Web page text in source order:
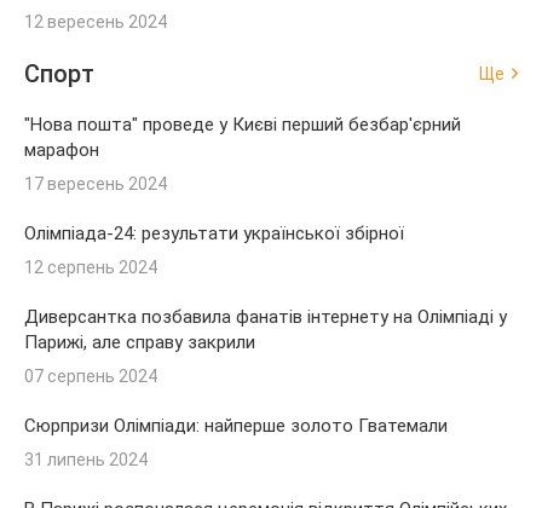
12 вересень 2024
Спорт Ще
"Нова пошта" проведе у Києві перший безбар'єрний
марафон
17 вересень 2024
Олімпіада-24: результати української збірної
12 серпень 2024
Диверсантка позбавила фанатів інтернету на Олімпіаді у
Парижі, але справу закрили
07 серпень 2024
Сюрпризи Олімпіади: найперше золото Гватемали
31 липень 2024